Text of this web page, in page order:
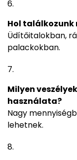
Hol találkozunk
Üdítőitalokban,
palackokban.
Milyen
használata?
Nagy
lehetnek.